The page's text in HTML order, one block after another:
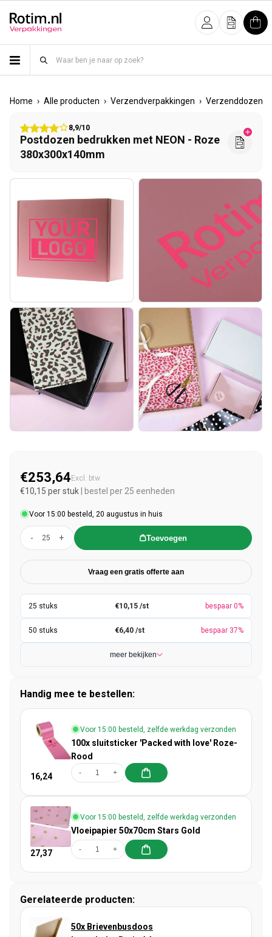
InloggenOfferte
Home › Alle producten › Verzendverpakkingen › Verzenddozen
8,9/10
Postdozen bedrukken met NEON - Roze
380x300x140mm
Normale prijs
€253,64 Excl. btw
€10,15 per stuk | bestel per 25 eenheden
Voor 15:00 besteld, 20 augustus in huis
- + Toevoegen
Vraag een gratis offerte aan
€10,15 /st bespaar 0%
€6,40 /st bespaar 37%
meer bekijken
Handig mee te bestellen:
16,24
Voor 15:00 besteld, zelfde werkdag verzonden
100x sluitsticker 'Packed with love' Roze-
Rood
- +
27,37
Voor 15:00 besteld, zelfde werkdag verzonden
Vloeipapier 50x70cm Stars Gold
- +
Gerelateerde producten:
50x Brievenbusdoos